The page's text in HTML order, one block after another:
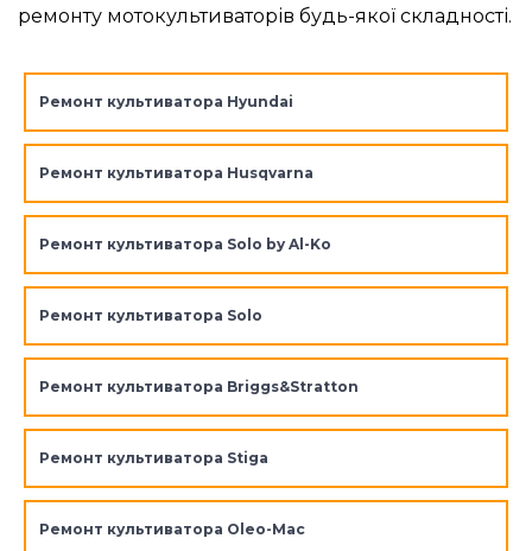
ремонту мотокультиваторів будь-якої складності.
Ремонт культиватора Hyundai
Ремонт культиватора Husqvarna
Ремонт культиватора Solo by Al-Ko
Ремонт культиватора Solo
Ремонт культиватора Briggs&Stratton
Ремонт культиватора Stiga
Ремонт культиватора Oleo-Mac